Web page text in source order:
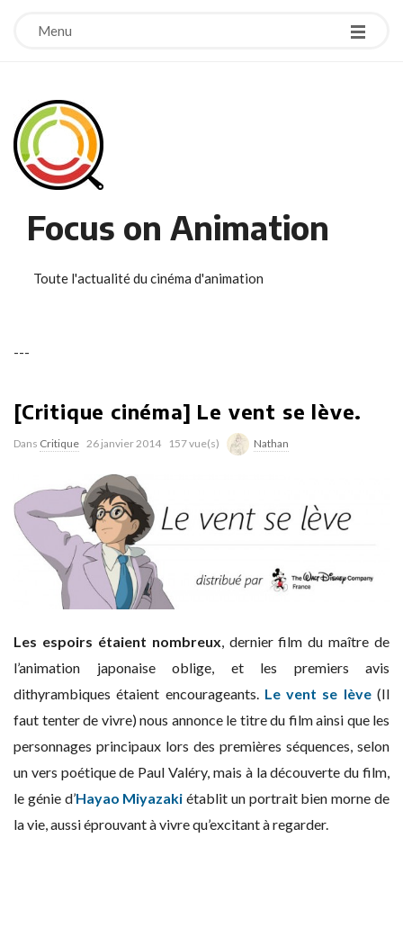
Menu
Focus on Animation
Toute l'actualité du cinéma d'animation
---
[Critique cinéma] Le vent se lève.
Dans Critique 26 janvier 2014 157 vue(s) Nathan
Les espoirs étaient nombreux , dernier film du maître de
l’animation japonaise oblige, et les premiers avis
dithyrambiques étaient encourageants. Le vent se lève(Il
faut tenter de vivre)nous annonce le titre du film ainsi que les
personnages principaux lors des premières séquences, selon
un vers poétique de Paul Valéry, mais à la découverte du film,
le génie d’Hayao Miyazaki établit un portrait bien morne de
la vie, aussi éprouvant à vivre qu’excitant à regarder.